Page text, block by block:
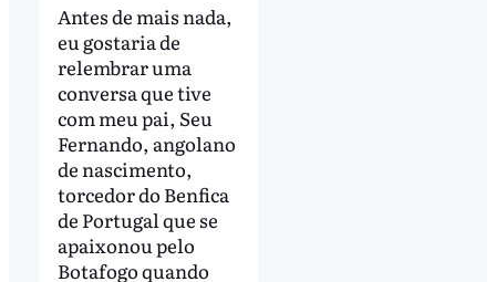
Antes de mais nada,
eu gostaria de
relembrar uma
conversa que tive
com meu pai, Seu
Fernando, angolano
de nascimento,
torcedor do Benfica
de Portugal que se
apaixonou pelo
Botafogo quando